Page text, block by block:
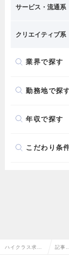
サービス・流通系
クリエイティブ系
業界で探す
勤務地で探
年収で探す
こだわり条
ハイクラス求人 記事一